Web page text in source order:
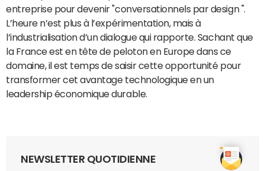
entreprise pour devenir "conversationnels par design ".
L’heure n’est plus à l’expérimentation, mais à
l’industrialisation d’un dialogue qui rapporte. Sachant que
la France est en tête de peloton en Europe dans ce
domaine, il est temps de saisir cette opportunité pour
transformer cet avantage technologique en un
leadership économique durable.
NEWSLETTER QUOTIDIENNE